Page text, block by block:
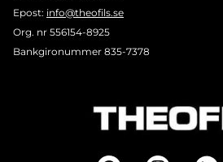
Epost: info@theofils.se
Org. nr 556154-8925
Bankgironummer 835-7378